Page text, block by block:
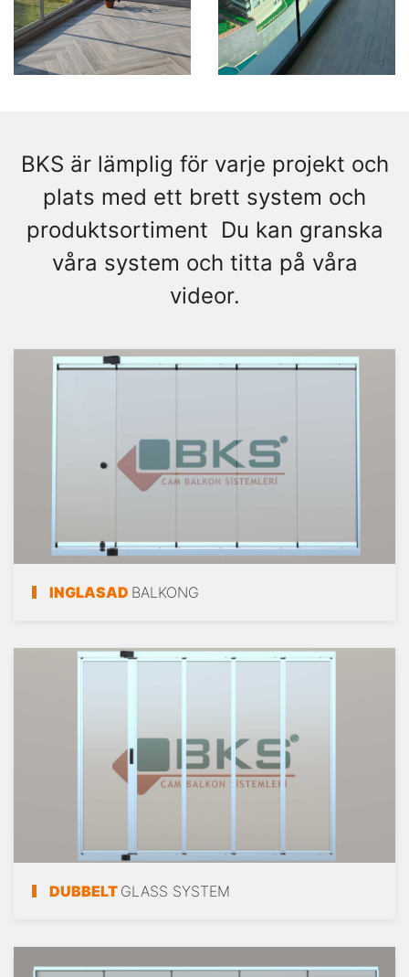
BKS är lämplig för varje projekt och
plats med ett brett system och
produktsortiment Du kan granska
våra system och titta på våra
videor.
INGLASAD BALKONG
DUBBELT GLASS SYSTEM